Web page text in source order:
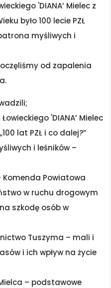
'DIANA’ Mielec z
było 100 lecie PZŁ
myśliwych i
od zapalenia
'DIANA’ Mielec
lat PZŁ i co dalej?”
i leśników –
Komenda Powiatowa
w ruchu drogowym
szkodę osób w
Tuszyma – mali i
i ich wpływ na życie
– podstawowe